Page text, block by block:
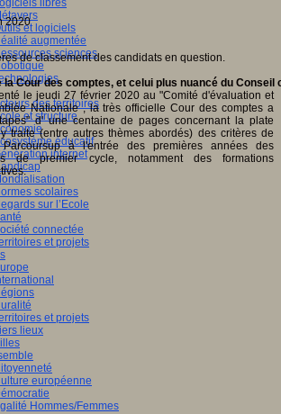
libres
et logiciels
augmentée
sciences
des territoires
et structure
éducatif
internet
scolaires
sur l’Ecole
connectée
et projets
et projets
lieux
européenne
Hommes/Femmes
2020
la Cour des comptes, et celui plus nuancé du Conseil
le jeudi 27 février 2020 au "Comité d'évaluation et
Nationale , la très officielle Cour des comptes a
d' une centaine de pages concernant la plate
traite (entre autres thèmes abordés) des critères de
à l'entrée des premières années des
de premier cycle, notamment des formations